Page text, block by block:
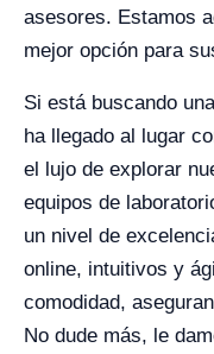
asesores. Estamos
mejor opción para
Si está buscando
ha llegado al lugar
el lujo de explorar
equipos de
un nivel de
online, intuitivos y
comodidad,
No dude más, le